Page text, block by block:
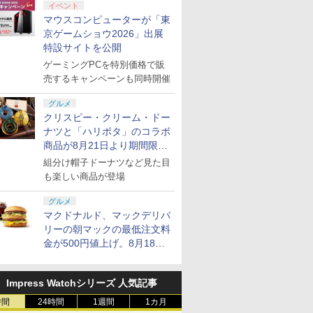
イベント
マウスコンピューターが「東
京ゲームショウ2026」出展
特設サイトを公開
ゲーミングPCを特別価格で販
売するキャンペーンも同時開催
グルメ
クリスピー・クリーム・ドー
ナツと「ハリポタ」のコラボ
商品が8月21日より期間限定
で発売
組分け帽子ドーナツなど見た目
も楽しい商品が登場
グルメ
マクドナルド、マックデリバ
リーの朝マックの最低注文料
金が500円値上げ。8月18日
Impress Watchシリーズ 人気記事
24時間 1週間 1カ月